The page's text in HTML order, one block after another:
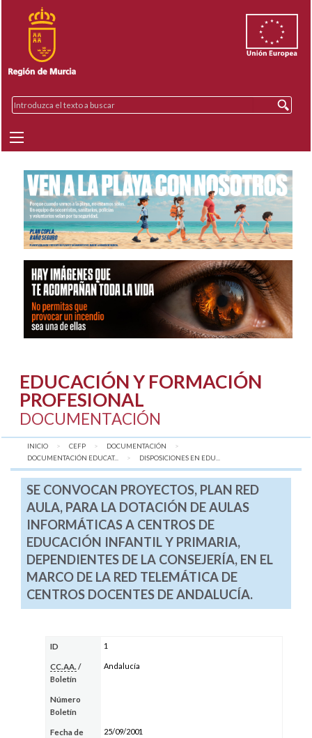
EDUCACIÓN Y FORMACIÓN
PROFESIONAL
DOCUMENTACIÓN
INICIO CEFP
DOCUMENTACIÓN
DOCUMENTACIÓN EDUCAT...
AQUÍ:
DISPOSICIONES EN EDU...
SE CONVOCAN PROYECTOS, PLAN RED
AULA, PARA LA DOTACIÓN DE AULAS
INFORMÁTICAS A CENTROS DE
EDUCACIÓN INFANTIL Y PRIMARIA,
DEPENDIENTES DE LA CONSEJERÍA, EN EL
MARCO DE LA RED TELEMÁTICA DE
CENTROS DOCENTES DE ANDALUCÍA.
ID 1
CC.AA. /
Boletín
Andalucía
Número
Boletín
Fecha de
25/09/2001